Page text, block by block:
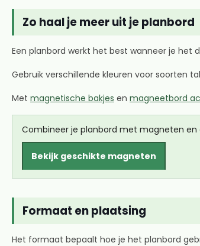
Zo haal je meer uit je planbord
Een planbord werkt het best wanneer je het
Gebruik verschillende kleuren voor soorten
Met magnetische bakjes en magneetbord
Combineer je planbord met magneten
Bekijk geschikte magneten
Formaat en plaatsing
Het formaat bepaalt hoe je het planbord